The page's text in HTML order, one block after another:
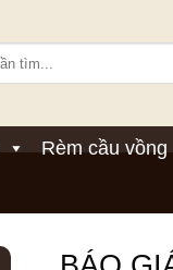
Rèm cầu vồng